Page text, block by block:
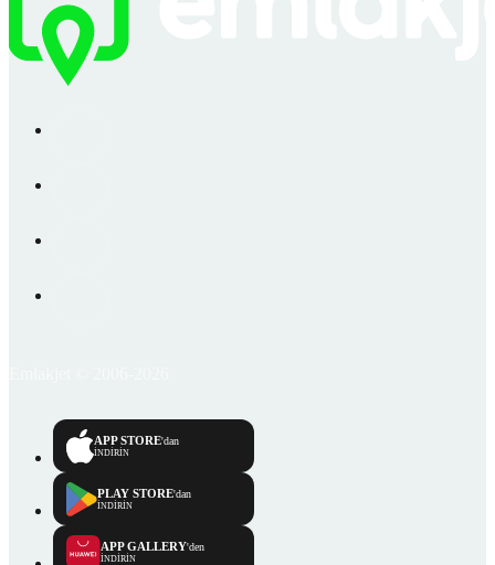
APP STORE'dan
İNDİRİN
PLAY STORE'dan
İNDİRİN
APP GALLERY'den
İNDİRİN